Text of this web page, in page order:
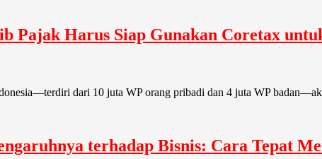
Pajak Harus Siap Gunakan Coretax
dari 10 juta WP orang pribadi dan 4 juta WP
terhadap Bisnis: Cara Tepat